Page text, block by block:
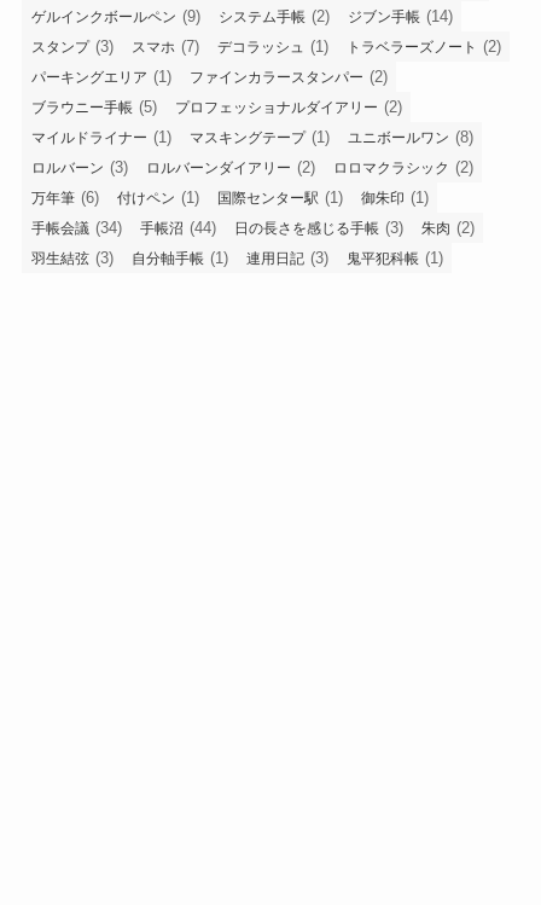
ゲルインクボールペン (9) システム手帳 (2) ジブン手帳 (14)
スタンプ(3) スマホ (7) デコラッシュ (1) トラベラーズノート (2)
パーキングエリア (1) ファインカラースタンパー (2)
ブラウニー手帳 (5) プロフェッショナルダイアリー (2)
マイルドライナー (1) マスキングテープ(1) ユニボールワン (8)
ロルバーン (3) ロルバーンダイアリー (2) ロロマクラシック (2)
万年筆 (6) 付けペン (1) 国際センター駅 (1) 御朱印 (1)
手帳会議 (34) 手帳沼 (44) 日の長さを感じる手帳 (3) 朱肉 (2)
羽生結弦 (3) 自分軸手帳 (1) 連用日記 (3) 鬼平犯科帳 (1)